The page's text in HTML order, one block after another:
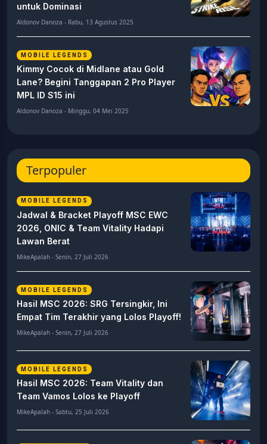
untuk Dominasi
Aldonov Danoza - Rabu, 13 Agustus 2025
MOBILE LEGENDS
Kimmy Cocok di Midlane atau Gold
Lane? Begini Tanggapan 2 Pro Player
MPL ID S15 ini
Aldonov Danoza - Minggu, 04 Mei 2025
Terpopuler
MOBILE LEGENDS
Jadwal & Bracket Playoff MSC EWC
2026, ONIC & Team Vitality Hadapi
Lawan Berat
MikeApalah - Senin, 27 Juli 2026
MOBILE LEGENDS
Hasil MSC 2026: SRG Tersingkir, Ini
Empat Tim Terakhir yang Lolos Playoff!
MikeApalah - Senin, 27 Juli 2026
MOBILE LEGENDS
Hasil MSC 2026: Team Vitality dan
Team Vamos Lolos ke Playoff
MikeApalah - Sabtu, 25 Juli 2026